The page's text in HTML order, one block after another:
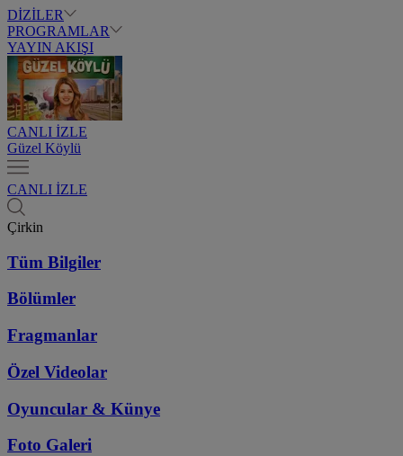
DİZİLER
PROGRAMLAR
YAYIN AKIŞI
CANLI İZLE
Güzel Köylü
CANLI İZLE
Çirkin
Tüm Bilgiler
Bölümler
Fragmanlar
Özel Videolar
Oyuncular & Künye
Foto Galeri